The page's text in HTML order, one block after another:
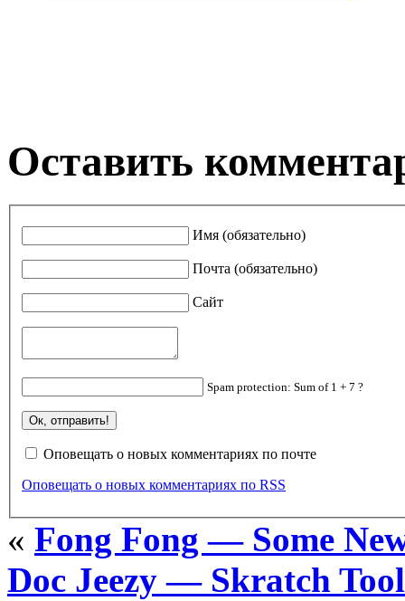
Оставить
Имя (обязательно)
Почта (обязательно)
Сайт
Spam protection: Sum of 1 + 7 ?
Оповещать о новых комментариях по почте
Оповещать о новых комментариях по RSS
« Fong Fong — Some
Doc Jeezy — Skratch